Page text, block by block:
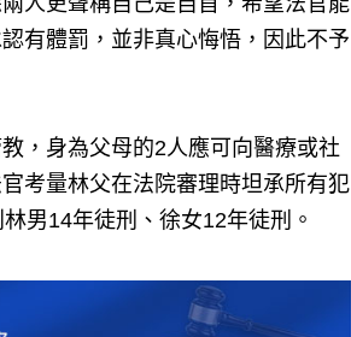
有體罰，並非真心悔悟，因此不予
，身為父母的2人應可向醫療或社
考量林父在法院審理時坦承所有犯
男14年徒刑、徐女12年徒刑。